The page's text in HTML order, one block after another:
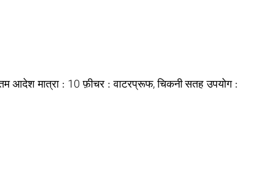
आदेश मात्रा : 10 फ़ीचर :वाटरप्रूफ, चिकनी सतह उपयोग :